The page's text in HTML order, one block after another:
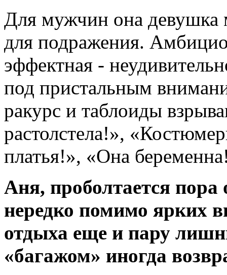
Для мужчин она девушка
для подражения.
эффектная -
под пристальным
ракурс и таблоиды
растолстела!»,
платья!», «Она
Аня, проболтается пора
нередко помимо ярких
отдыха еще и пару
«багажом» иногда